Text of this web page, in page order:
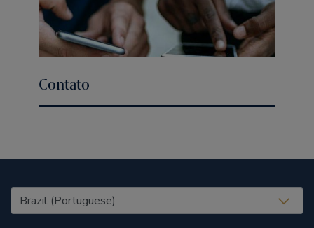
Contato
United States (EN)